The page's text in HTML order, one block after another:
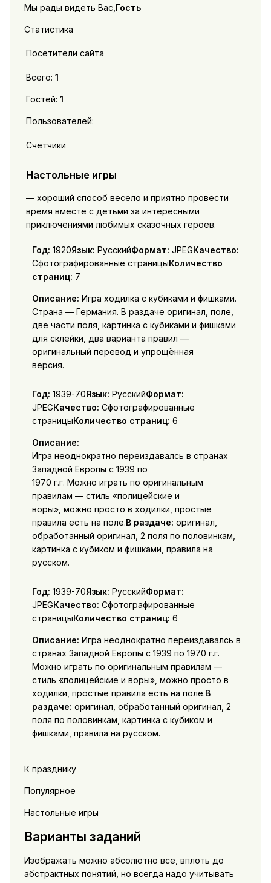
Мы рады видеть Вас, Гость
Статистика
Посетители сайта
Всего: 1
Гостей: 1
Пользователей:
Счетчики
Настольные игры
— хороший способ весело и приятно провести
время вместе с детьми за интересными
приключениями любимых сказочных героев.
Год: 1920Язык: РусскийФормат: JPEGКачество:
Сфотографированные страницыКоличество
страниц: 7
Описание: Игра ходилка с кубиками и фишками.
Страна — Германия. В раздаче оригинал, поле,
две части поля, картинка с кубиками и фишками
для склейки, два варианта правил —
оригинальный перевод и упрощённая
версия.
Год: 1939-70Язык: РусскийФормат:
JPEGКачество: Сфотографированные
страницыКоличество страниц: 6
Описание:
Игра неоднократно переиздавалсь в странах
Западной Европы с 1939 по
1970 г.г. Можно играть по оригинальным
правилам — стиль «полицейские и
воры», можно просто в ходилки, простые
правила есть на поле.В раздаче: оригинал,
обработанный оригинал, 2 поля по половинкам,
картинка с кубиком и фишками, правила на
русском.
Год: 1939-70Язык: РусскийФормат:
JPEGКачество: Сфотографированные
страницыКоличество страниц: 6
Описание: Игра неоднократно переиздавалсь в
странах Западной Европы с 1939 по 1970 г.г.
Можно играть по оригинальным правилам —
стиль «полицейские и воры», можно просто в
ходилки, простые правила есть на поле.В
раздаче: оригинал, обработанный оригинал, 2
поля по половинкам, картинка с кубиком и
фишками, правила на русском.
К празднику
Популярное
Настольные игры
Варианты заданий
Изображать можно абсолютно все, вплоть до
абстрактных понятий, но всегда надо учитывать